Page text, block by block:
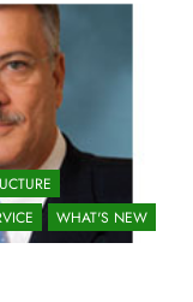
WHAT'S NEW